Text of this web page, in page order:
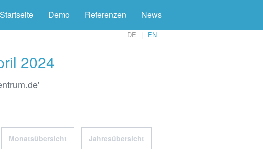
Startseite Demo Referenzen News
DE EN
2024
Monatsübersicht Jahresübersicht